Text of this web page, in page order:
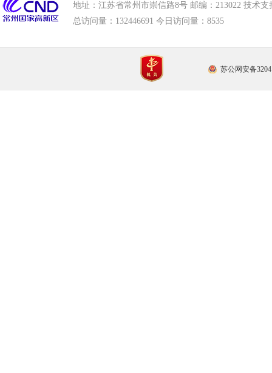
地址：江苏省常州市崇信路8号 邮编：213022 技术支
总访问量： 132446691 今日访问量： 8535
苏公网安备